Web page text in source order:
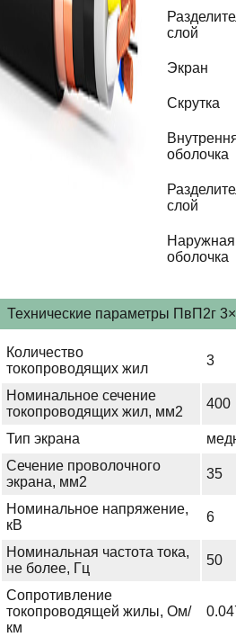
слой
Экран
Скрутка
оболочка
слой
Наружная
оболочка
Технические параметры ПвП2г
Количество
токопроводящих жил
3
Номинальное сечение
токопроводящих жил, мм2
400
Тип экрана
Сечение проволочного
экрана, мм2
35
Номинальное напряжение,
кВ
6
Номинальная частота тока,
не более, Гц
50
Сопротивление
токопроводящей жилы, Ом/
км